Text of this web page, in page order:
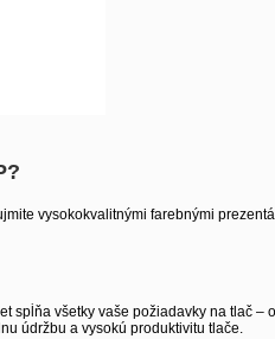
vysokokvalitnými farebnými
spĺňa všetky vaše požiadavky na tlač
údržbu a vysokú produktivitu tlače.